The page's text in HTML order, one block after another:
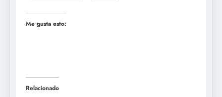
Me gusta esto:
Relacionado